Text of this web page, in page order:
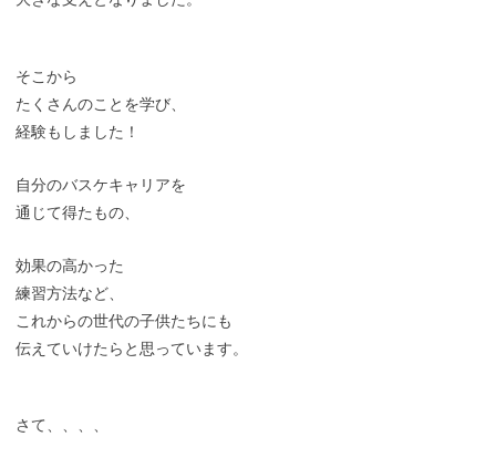
そこから
たくさんのことを学び、
経験もしました！
自分のバスケキャリアを
通じて得たもの、
効果の高かった
練習方法など、
これからの世代の子供たちにも
伝えていけたらと思っています。
さて、、、、